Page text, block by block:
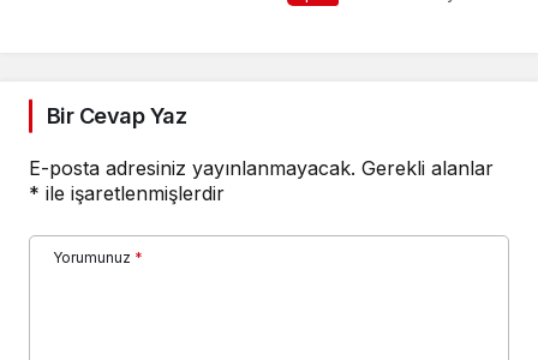
Bir Cevap Yaz
E-posta adresiniz yayınlanmayacak. Gerekli alanlar
* ile işaretlenmişlerdir
Yorumunuz *